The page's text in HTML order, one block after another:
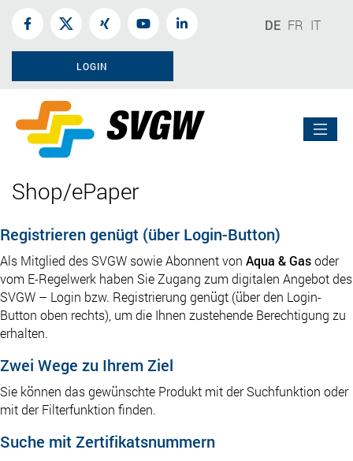
DE FR IT
LOGIN
Shop/ePaper
Registrieren genügt (über Login-Button)
Als Mitglied des SVGW sowie Abonnent von Aqua & Gasoder
vom E-Regelwerk haben Sie Zugang zum digitalen Angebot des
SVGW – Login bzw. Registrierung genügt (über den Login-
Button oben rechts), um die Ihnen zustehende Berechtigung zu
erhalten.
Zwei Wege zu Ihrem Ziel
Sie können das gewünschte Produkt mit der Suchfunktion oder
mit der Filterfunktion finden.
Suche mit Zertifikatsnummern